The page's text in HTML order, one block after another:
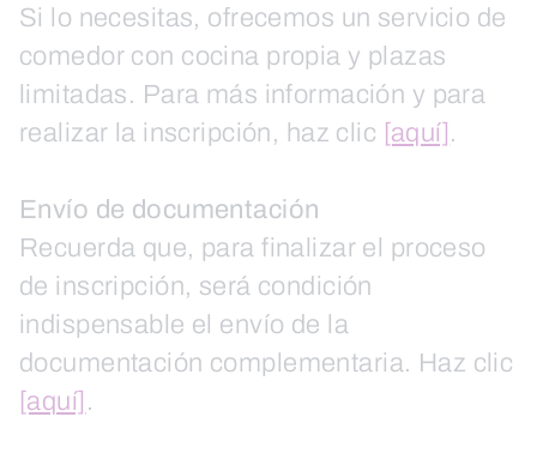
Si lo necesitas, ofrecemos un servicio de
comedor con cocina propia y plazas
limitadas. Para más información y para
realizar la inscripción, haz clic [aquí] .
Envío de documentación
Recuerda que, para finalizar el proceso
de inscripción, será condición
indispensable el envío de la
documentación complementaria. Haz clic
[aquí] .